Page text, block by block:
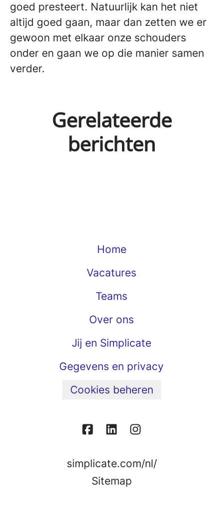
goed presteert. Natuurlijk kan het niet
altijd goed gaan, maar dan zetten we er
gewoon met elkaar onze schouders
onder en gaan we op die manier samen
verder.
Gerelateerde
berichten
Home
Vacatures
Teams
Over ons
Jij en Simplicate
Gegevens en privacy
Cookies beheren
simplicate.com/nl/
Sitemap